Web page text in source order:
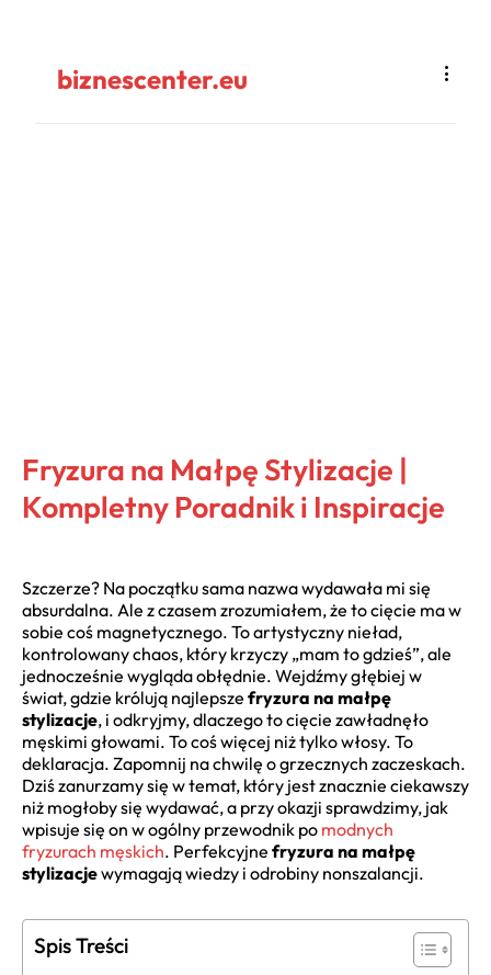
biznescenter.eu
Fryzura na Małpę Stylizacje |
Kompletny Poradnik i Inspiracje
Szczerze? Na początku sama nazwa wydawała mi się
absurdalna. Ale z czasem zrozumiałem, że to cięcie ma w
sobie coś magnetycznego. To artystyczny nieład,
kontrolowany chaos, który krzyczy „mam to gdzieś”, ale
jednocześnie wygląda obłędnie. Wejdźmy głębiej w
świat, gdzie królują najlepsze fryzura na małpę
stylizacje, i odkryjmy, dlaczego to cięcie zawładnęło
męskimi głowami. To coś więcej niż tylko włosy. To
deklaracja. Zapomnij na chwilę o grzecznych zaczeskach.
Dziś zanurzamy się w temat, który jest znacznie ciekawszy
niż mogłoby się wydawać, a przy okazji sprawdzimy, jak
wpisuje się on w ogólny przewodnik po modnych
fryzurach męskich. Perfekcyjne fryzura na małpę
stylizacjewymagają wiedzy i odrobiny nonszalancji.
Spis Treści